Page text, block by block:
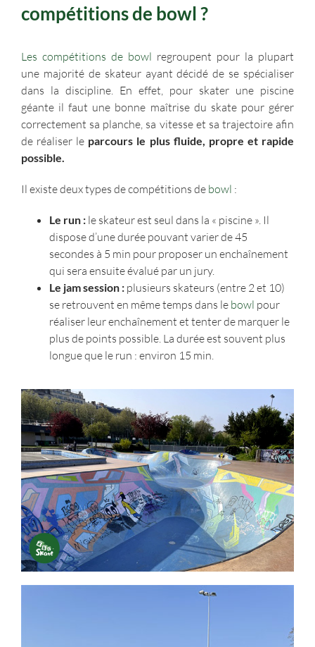
compétitions de bowl ?
Les compétitions de bowl regroupent pour la plupart
une majorité de skateur ayant décidé de se spécialiser
dans la discipline. En effet, pour skater une piscine
géante il faut une bonne maîtrise du skate pour gérer
correctement sa planche, sa vitesse et sa trajectoire afin
de réaliser le parcours le plus fluide, propre et rapide
possible.
Il existe deux types de compétitions de bowl :
Le run :le skateur est seul dans la « piscine ». Il
dispose d’une durée pouvant varier de 45
secondes à 5 min pour proposer un enchaînement
qui sera ensuite évalué par un jury.
Le jam session :plusieurs skateurs (entre 2 et 10)
se retrouvent en même temps dans le bowl pour
réaliser leur enchaînement et tenter de marquer le
plus de points possible. La durée est souvent plus
longue que le run : environ 15 min.